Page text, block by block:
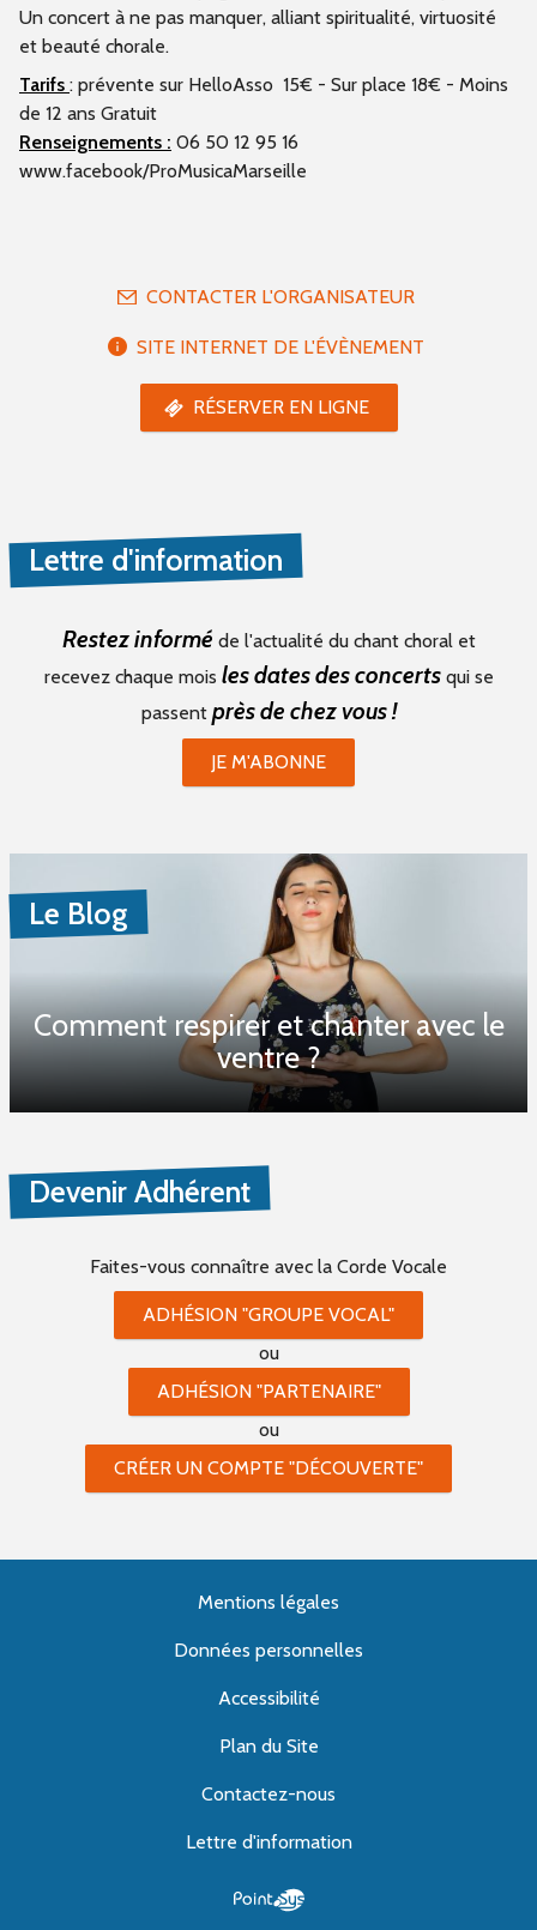
Un concert à ne pas manquer, alliant spiritualité, virtuosité
et beauté chorale.
Tarifs : prévente sur HelloAsso 15€ - Sur place 18€ - Moins
de 12 ans Gratuit
Renseignements : 06 50 12 95 16
www.facebook/ProMusicaMarseille
CONTACTER L'ORGANISATEUR
SITE INTERNET DE L'ÉVÈNEMENT
RÉSERVER EN LIGNE
Lettre d'information
Restez informé de l'actualité du chant choral et
recevez chaque mois les dates des concertsqui se
passent près de chez vous !
JE M'ABONNE
Le Blog
Comment respirer et chanter avec le
ventre ?
Devenir Adhérent
Faites-vous connaître avec la Corde Vocale
ADHÉSION "GROUPE VOCAL"
ou
ADHÉSION "PARTENAIRE"
ou
CRÉER UN COMPTE "DÉCOUVERTE"
Mentions légales
Données personnelles
Accessibilité
Plan du Site
Contactez-nous
Lettre d'information